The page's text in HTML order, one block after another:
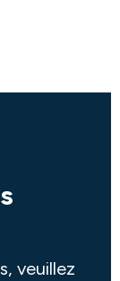
veuillez